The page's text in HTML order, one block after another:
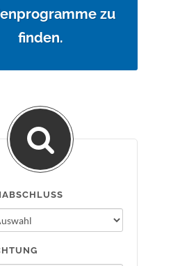
zu
finden.